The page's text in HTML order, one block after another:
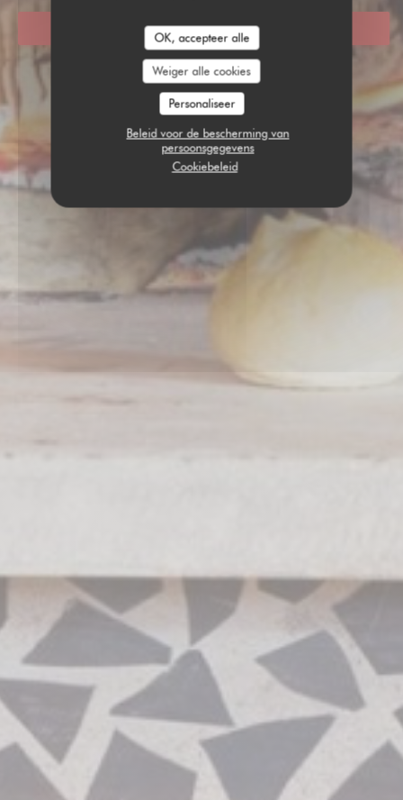
OK, accepteer alle
Weiger alle cookies
Personaliseer
Beleid voor de bescherming van
persoonsgegevens
Cookiebeleid
RESERVEER EEN TAFEL